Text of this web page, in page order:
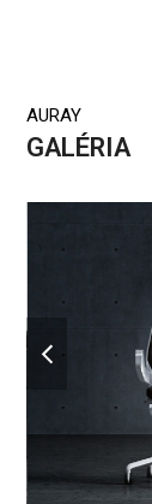
AURAY
GALÉRIA
previous
slide